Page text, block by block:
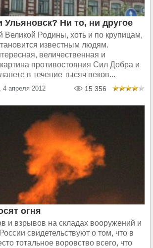
Ульяновск? Ни то, ни другое
Родины, хоть и по крупицам,
известным людям.
величественная и
противостояния Сил Добра и
в течение тысяч веков...
4 апреля 2012 15 356
огня
и взрывов на складах вооружений и
свидетельствуют о том, что в
тотальное воровство всего, что